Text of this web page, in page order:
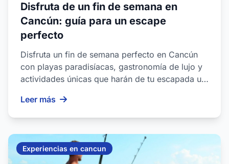
Disfruta de un fin de semana en
Cancún: guía para un escape
perfecto
Disfruta un fin de semana perfecto en Cancún
con playas paradisíacas, gastronomía de lujo y
actividades únicas que harán de tu escapada un
Leer más
Experiencias en cancun